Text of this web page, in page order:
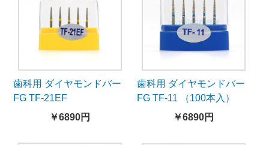
歯科用 ダイヤモンドバー
FG TF-21EF
￥6890円
歯科用 ダイヤモンドバー
FG TF-11 （100本入）
￥6890円